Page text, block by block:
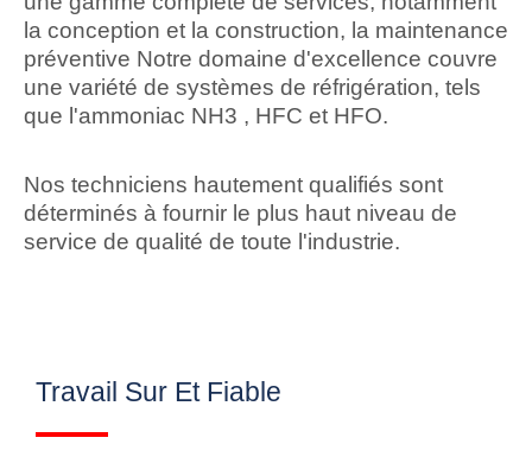
la conception et la construction, la maintenance
préventive Notre domaine d'excellence couvre
une variété de systèmes de réfrigération, tels
que l'ammoniac NH3 , HFC et HFO.
Nos techniciens hautement qualifiés sont
déterminés à fournir le plus haut niveau de
service de qualité de toute l'industrie.
Travail Sur Et Fiable